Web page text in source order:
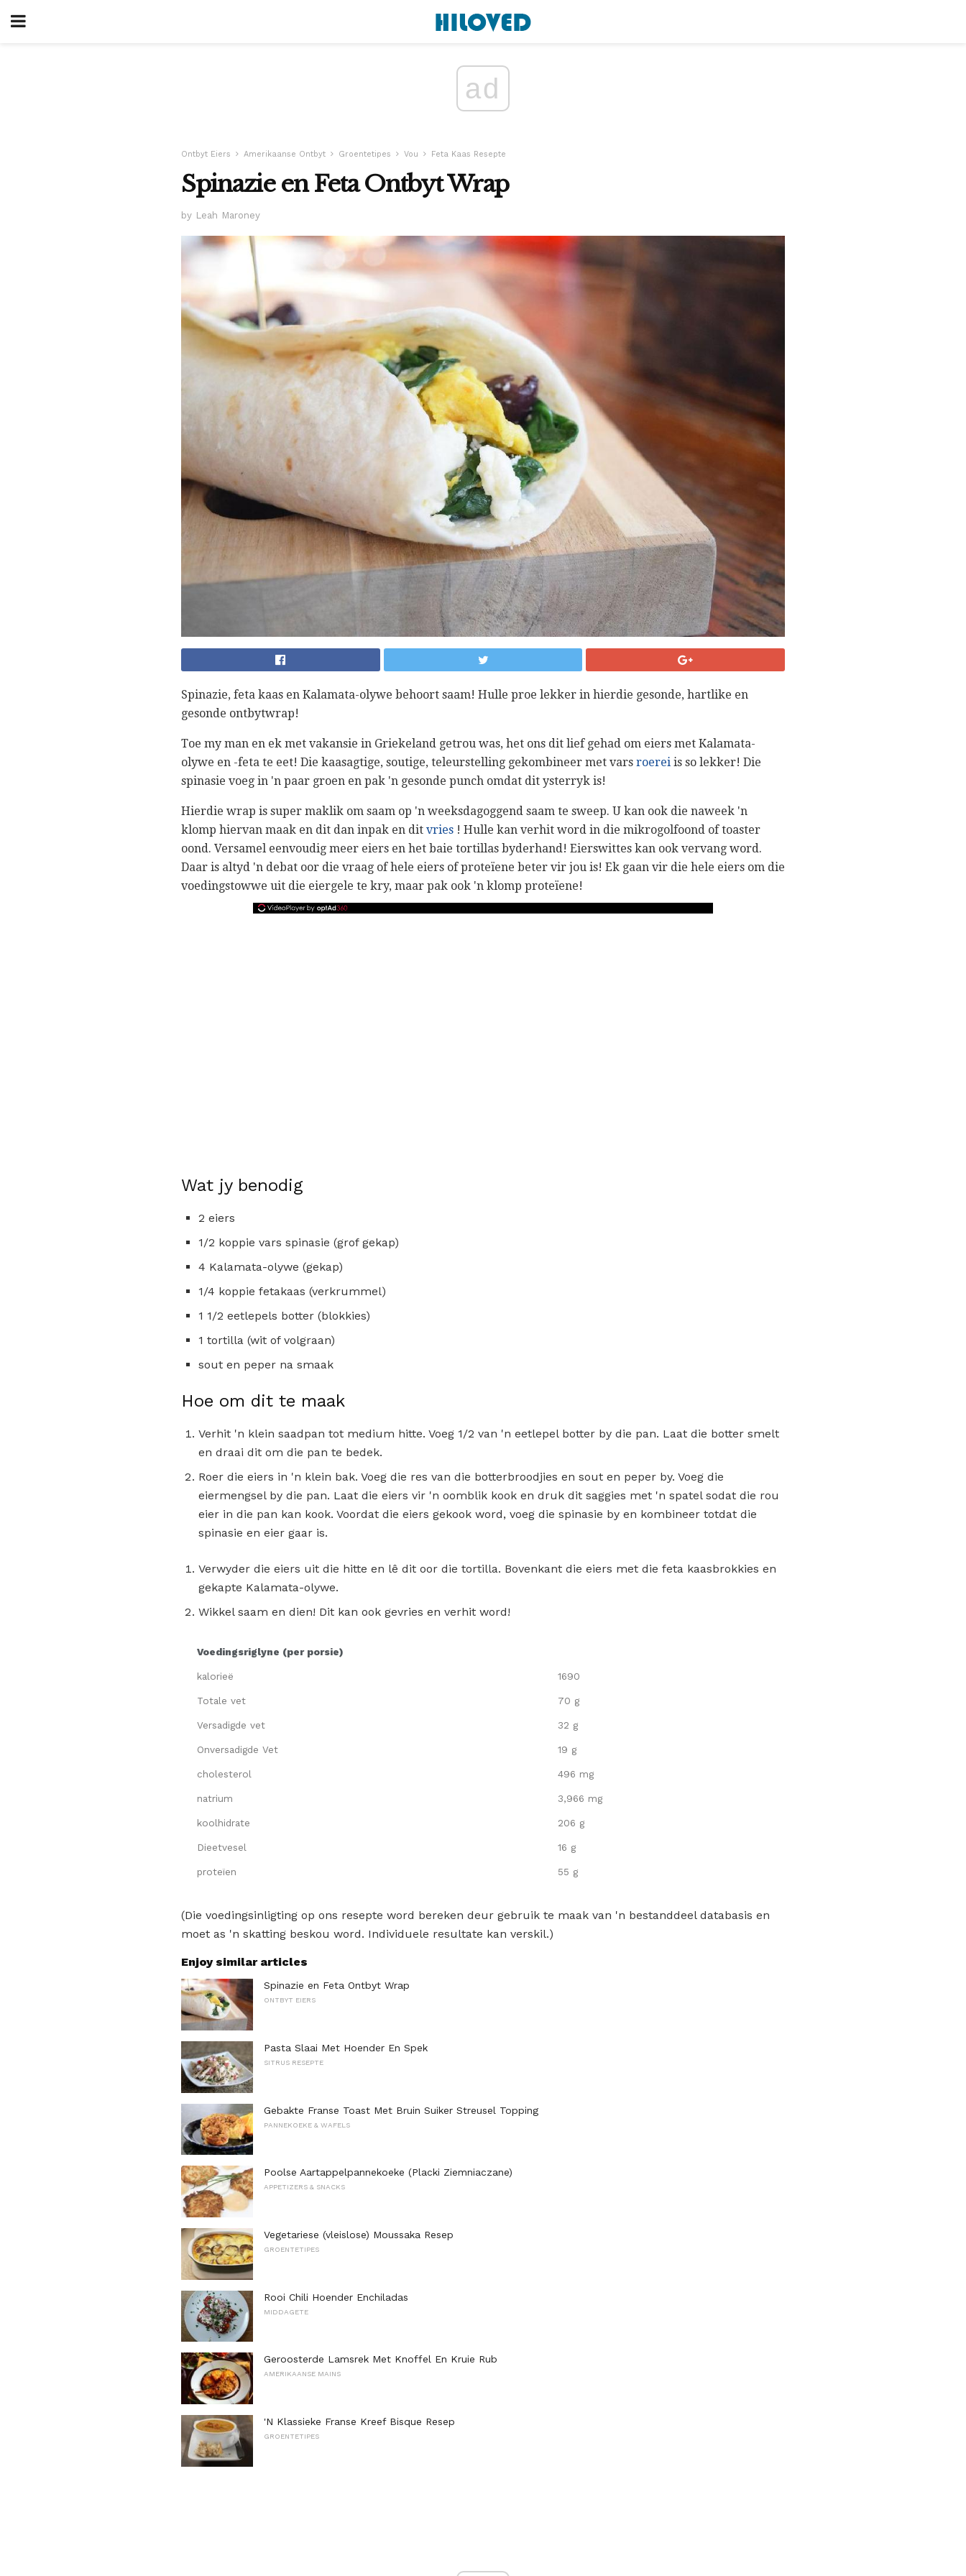
ad
Ontbyt Eiers Amerikaanse Ontbyt Groentetipes Vou Feta Kaas Resepte
Spinazie en Feta Ontbyt Wrap
by Leah Maroney
Spinazie, feta kaas en Kalamata-olywe behoort saam! Hulle proe lekker in hierdie gesonde, hartlike en
gesonde ontbytwrap!
Toe my man en ek met vakansie in Griekeland getrou was, het ons dit lief gehad om eiers met Kalamata-
olywe en -feta te eet! Die kaasagtige, soutige, teleurstelling gekombineer met vars roerei is so lekker! Die
spinasie voeg in 'n paar groen en pak 'n gesonde punch omdat dit ysterryk is!
Hierdie wrap is super maklik om saam op 'n weeksdagoggend saam te sweep. U kan ook die naweek 'n
klomp hiervan maak en dit dan inpak en dit vries ! Hulle kan verhit word in die mikrogolfoond of toaster
oond. Versamel eenvoudig meer eiers en het baie tortillas byderhand! Eierswittes kan ook vervang word.
Daar is altyd 'n debat oor die vraag of hele eiers of proteïene beter vir jou is! Ek gaan vir die hele eiers om die
voedingstowwe uit die eiergele te kry, maar pak ook 'n klomp proteïene!
Wat jy benodig
2 eiers
1/2 koppie vars spinasie (grof gekap)
4 Kalamata-olywe (gekap)
1/4 koppie fetakaas (verkrummel)
1 1/2 eetlepels botter (blokkies)
1 tortilla (wit of volgraan)
sout en peper na smaak
Hoe om dit te maak
Verhit 'n klein saadpan tot medium hitte. Voeg 1/2 van 'n eetlepel botter by die pan. Laat die botter smelt
en draai dit om die pan te bedek.
Roer die eiers in 'n klein bak. Voeg die res van die botterbroodjies en sout en peper by. Voeg die
eiermengsel by die pan. Laat die eiers vir 'n oomblik kook en druk dit saggies met 'n spatel sodat die rou
eier in die pan kan kook. Voordat die eiers gekook word, voeg die spinasie by en kombineer totdat die
spinasie en eier gaar is.
Verwyder die eiers uit die hitte en lê dit oor die tortilla. Bovenkant die eiers met die feta kaasbrokkies en
gekapte Kalamata-olywe.
Wikkel saam en dien! Dit kan ook gevries en verhit word!
Voedingsriglyne (per porsie)
kalorieë 1690
Totale vet 70 g
Versadigde vet 32 g
Onversadigde Vet 19 g
cholesterol 496 mg
natrium 3,966 mg
koolhidrate 206 g
Dieetvesel 16 g
proteïen 55 g
(Die voedingsinligting op ons resepte word bereken deur gebruik te maak van 'n bestanddeel databasis en
moet as 'n skatting beskou word. Individuele resultate kan verskil.)
Enjoy similar articles
Spinazie en Feta Ontbyt Wrap
ONTBYT EIERS
Pasta Slaai Met Hoender En Spek
SITRUS RESEPTE
Gebakte Franse Toast Met Bruin Suiker Streusel Topping
PANNEKOEKE & WAFELS
Poolse Aartappelpannekoeke (Placki Ziemniaczane)
APPETIZERS & SNACKS
Vegetariese (vleislose) Moussaka Resep
GROENTETIPES
Rooi Chili Hoender Enchiladas
MIDDAGETE
Geroosterde Lamsrek Met Knoffel En Kruie Rub
AMERIKAANSE MAINS
'N Klassieke Franse Kreef Bisque Resep
GROENTETIPES